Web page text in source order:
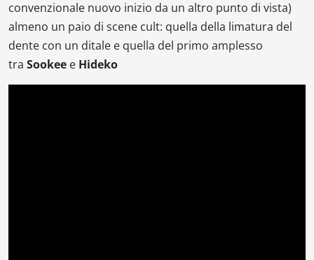
convenzionale nuovo inizio da un altro punto di vista)
almeno un paio di scene cult: quella della limatura del
dente con un ditale e quella del primo amplesso
tra Sookee e Hideko